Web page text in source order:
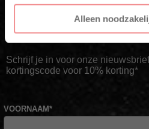
Alleen
Krijg direct 10%
bestelling
Schrijf je in voor onze
kortingscode voor 10% korting*
VOORNAAM*